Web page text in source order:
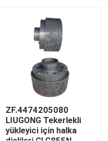
ZF.4474205080
LIUGONG Tekerlekli
yükleyici için halka